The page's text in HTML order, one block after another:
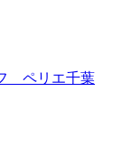
ペリエ千葉